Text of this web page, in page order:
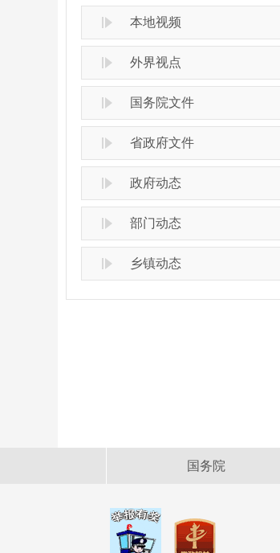
本地视频
外界视点
国务院文件
省政府文件
政府动态
部门动态
乡镇动态
国务院